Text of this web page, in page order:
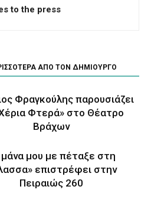
to the press
ΑΠΟ ΤΟΝ ΔΗΜΙΟΥΡΓΟ
Φραγκούλης παρουσιάζει
Φτερά» στο Θέατρο
Βράχων
μου με πέταξε στη
επιστρέφει στην
Πειραιώς 260